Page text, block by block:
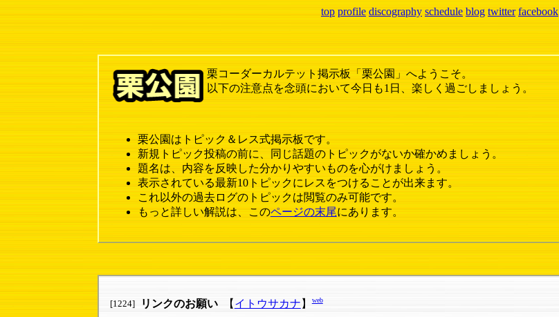
top profile discography schedule blog twitter facebook
栗コーダーカルテット掲示板「栗公園」へようこそ。
以下の注意点を念頭において今日も1日、楽しく過ごしましょう。
栗公園はトピック＆レス式掲示板です。
新規トピック投稿の前に、同じ話題のトピックがないか確かめましょう。
題名は、内容を反映した分かりやすいものを心がけましょう。
表示されている最新10トピックにレスをつけることが出来ます。
これ以外の過去ログのトピックは閲覧のみ可能です。
もっと詳しい解説は、このページの末尾にあります。
[1224] リンクのお願い 【 イトウサカナ 】web